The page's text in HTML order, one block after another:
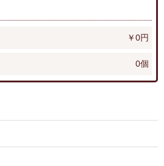
￥0円
0個